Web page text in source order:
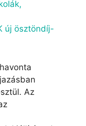
új ösztöndíj-
Az